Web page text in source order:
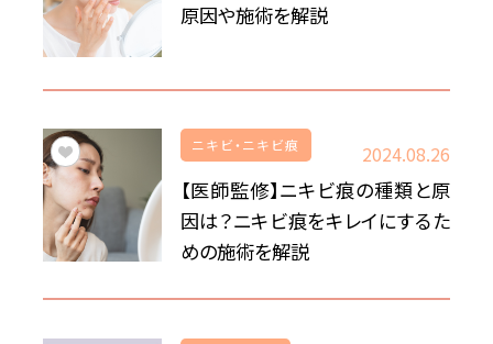
原因や施術を解説
ニキビ・ニキビ痕 2024.08.26
【医師監修】ニキビ痕の種類と原
因は？ニキビ痕をキレイにするた
めの施術を解説